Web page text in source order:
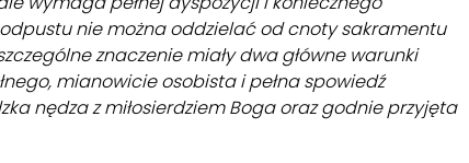
nie można oddzielać od cnoty sakramentu
znaczenie miały dwa główne warunki
mianowicie osobista i pełna spowiedź
nędza z miłosierdziem Boga oraz godnie przyjęta